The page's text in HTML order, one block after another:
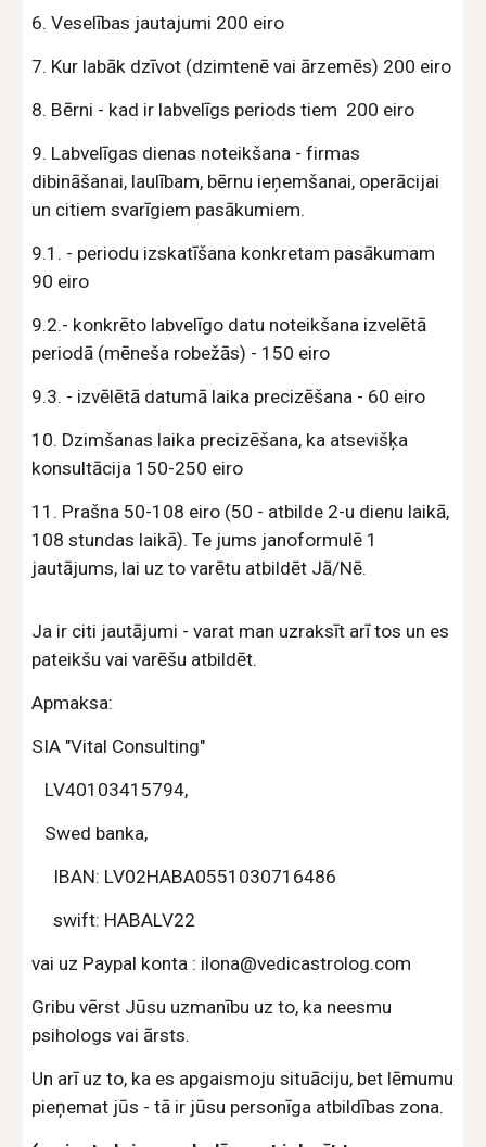
6. Veselības jautajumi 200 eiro
7. Kur labāk dzīvot (dzimtenē vai ārzemēs) 200 eiro
8. Bērni - kad ir labvelīgs periods tiem 200 eiro
9. Labvelīgas dienas noteikšana - firmas
dibināšanai, laulībam, bērnu ieņemšanai, operācijai
un citiem svarīgiem pasākumiem.
9.1. - periodu izskatīšana konkretam pasākumam
90 eiro
9.2.- konkrēto labvelīgo datu noteikšana izvelētā
periodā (mēneša robežās) - 150 eiro
9.3. - izvēlētā datumā laika precizēšana - 60 eiro
10. Dzimšanas laika precizēšana, ka atsevišķa
konsultācija 150-250 eiro
11. Prašna 50-108 eiro (50 - atbilde 2-u dienu laikā,
108 stundas laikā). Te jums janoformulē 1
jautājums, lai uz to varētu atbildēt Jā/Nē.
Ja ir citi jautājumi - varat man uzraksīt arī tos un es
pateikšu vai varēšu atbildēt.
Apmaksa:
SIA "Vital Consulting"
LV40103415794,
Swed banka,
IBAN: LV02HABA0551030716486
swift: HABALV22
vai uz Paypal konta : ilona@vedicastrolog.com
Gribu vērst Jūsu uzmanību uz to, ka neesmu
psihologs vai ārsts.
Un arī uz to, ka es apgaismoju situāciju, bet lēmumu
pieņemat jūs - tā ir jūsu personīga atbildības zona.